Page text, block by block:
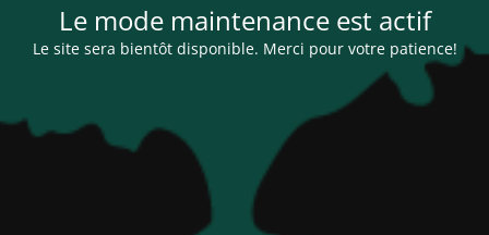
Le mode maintenance est actif
Le site sera bientôt disponible. Merci pour votre patience!